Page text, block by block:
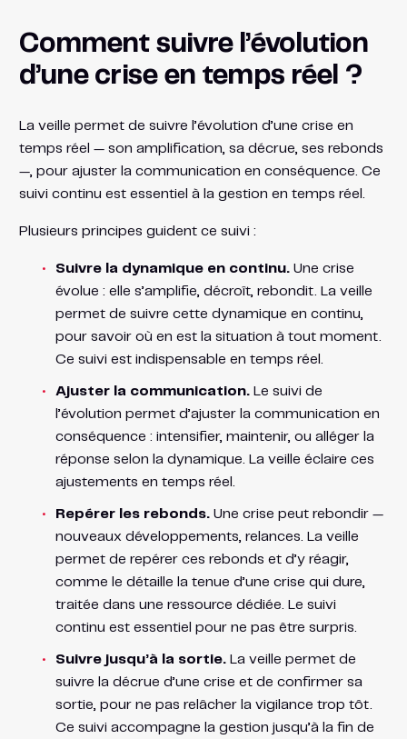
Comment suivre l’évolution
d’une crise en temps réel ?
La veille permet de suivre l’évolution d’une crise en
temps réel — son amplification, sa décrue, ses rebonds
—, pour ajuster la communication en conséquence. Ce
suivi continu est essentiel à la gestion en temps réel.
Plusieurs principes guident ce suivi :
Suivre la dynamique en continu.Une crise
évolue : elle s’amplifie, décroît, rebondit. La veille
permet de suivre cette dynamique en continu,
pour savoir où en est la situation à tout moment.
Ce suivi est indispensable en temps réel.
Ajuster la communication.Le suivi de
l’évolution permet d’ajuster la communication en
conséquence : intensifier, maintenir, ou alléger la
réponse selon la dynamique. La veille éclaire ces
ajustements en temps réel.
Repérer les rebonds.Une crise peut rebondir —
nouveaux développements, relances. La veille
permet de repérer ces rebonds et d’y réagir,
comme le détaille la tenue d’une crise qui dure,
traitée dans une ressource dédiée. Le suivi
continu est essentiel pour ne pas être surpris.
Suivre jusqu’à la sortie.La veille permet de
suivre la décrue d’une crise et de confirmer sa
sortie, pour ne pas relâcher la vigilance trop tôt.
Ce suivi accompagne la gestion jusqu’à la fin de